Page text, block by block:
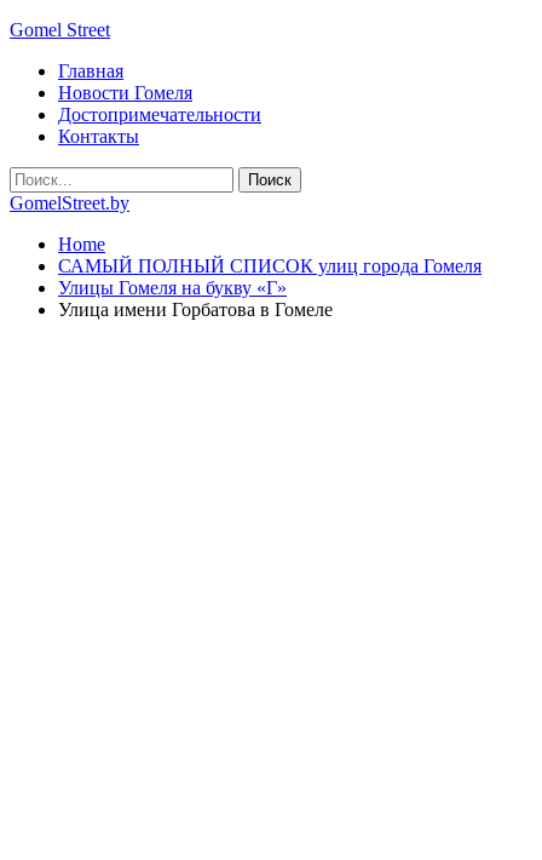
Gomel Street
Главная
Новости Гомеля
Достопримечательности
Контакты
GomelStreet.by
Home
САМЫЙ ПОЛНЫЙ СПИСОК улиц города Гомеля
Улицы Гомеля на букву «Г»
Улица имени Горбатова в Гомеле